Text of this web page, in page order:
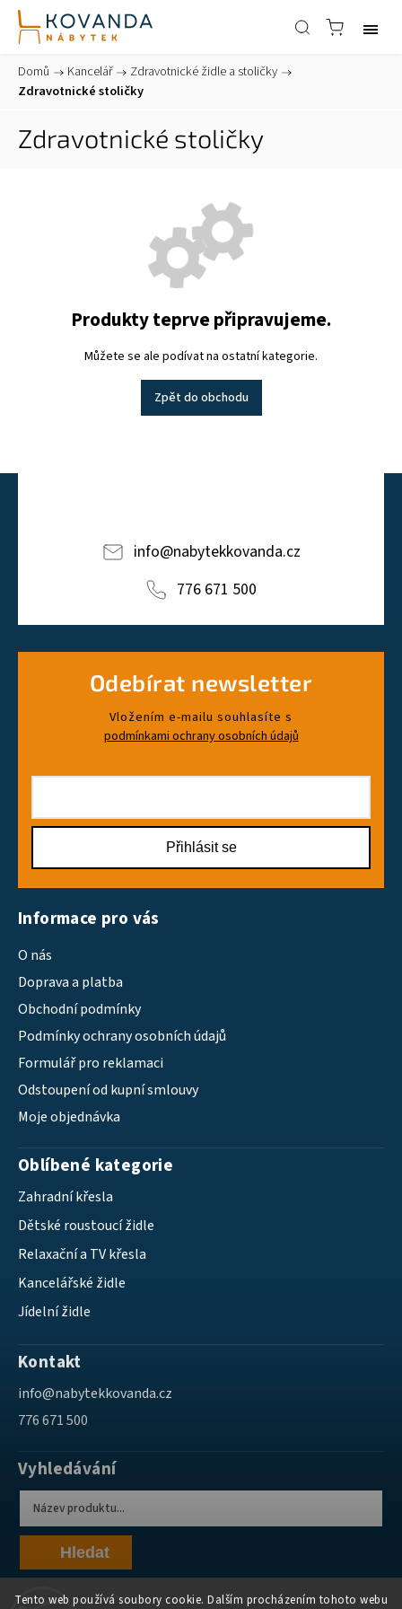
Tento web používá soubory cookie. Dalším procházením tohoto webu
Domů / Kancelář / Zdravotnické židle a stoličky /
Zdravotnické stoličky
Zdravotnické stoličky
Produkty teprve připravujeme.
Můžete se ale podívat na ostatní kategorie.
Zpět do obchodu
info@nabytekkovanda.cz
776 671 500
Odebírat newsletter
Vložením e-mailu souhlasíte s
podmínkami ochrany osobních údajů
Přihlásit se
Informace pro vás
O nás
Doprava a platba
Obchodní podmínky
Podmínky ochrany osobních údajů
Formulář pro reklamaci
Odstoupení od kupní smlouvy
Moje objednávka
Oblíbené kategorie
Zahradní křesla
Dětské roustoucí židle
Relaxační a TV křesla
Kancelářské židle
Jídelní židle
Kontakt
info@nabytekkovanda.cz
776 671 500
Vyhledávání
Hledat